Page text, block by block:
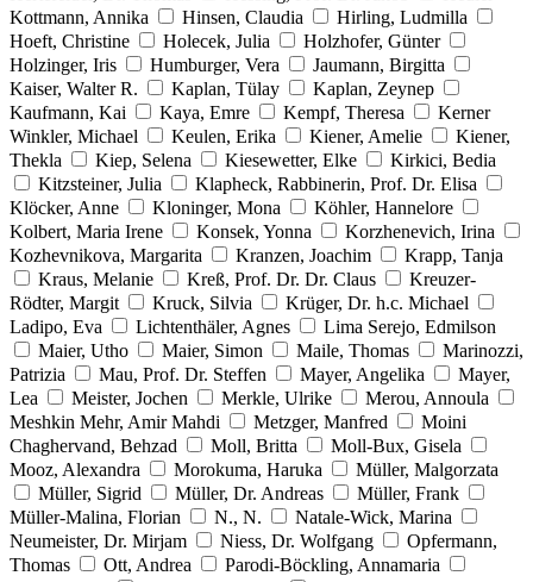
Kottmann, Annika
Hinsen, Claudia
Hirling, Ludmilla
Hoeft, Christine
Holecek, Julia
Holzhofer, Günter
Holzinger, Iris
Humburger, Vera
Jaumann, Birgitta
Kaiser, Walter R.
Kaplan, Tülay
Kaplan, Zeynep
Kaufmann, Kai
Kaya, Emre Kempf, Theresa
Kerner
Winkler, Michael
Keulen, Erika Kiener, Amelie
Kiener,
Thekla
Kiep, Selena Kiesewetter, Elke
Kirkici, Bedia
Kitzsteiner, Julia
Klapheck, Rabbinerin, Prof. Dr. Elisa
Klöcker, Anne
Kloninger, Mona
Köhler, Hannelore
Kolbert, Maria Irene
Konsek, Yonna
Korzhenevich, Irina
Kozhevnikova, Margarita
Kranzen, Joachim
Krapp, Tanja
Kraus, Melanie
Kreß, Prof. Dr. Dr. Claus
Kreuzer-
Rödter, Margit
Kruck, Silvia
Krüger, Dr. h.c. Michael
Ladipo, Eva
Lichtenthäler, Agnes
Lima Serejo, Edmilson
Maier, Utho
Maier, Simon Maile, Thomas
Marinozzi,
Patrizia
Mau, Prof. Dr. Steffen Mayer, Angelika
Mayer,
Lea
Meister, Jochen Merkle, Ulrike
Merou, Annoula
Meshkin Mehr, Amir Mahdi
Metzger, Manfred
Moini
Chaghervand, Behzad
Moll, Britta
Moll-Bux, Gisela
Mooz, Alexandra
Morokuma, Haruka
Müller, Malgorzata
Müller, Sigrid
Müller, Dr. Andreas
Müller, Frank
Müller-Malina, Florian
N., N.
Natale-Wick, Marina
Neumeister, Dr. Mirjam
Niess, Dr. Wolfgang
Opfermann,
Thomas
Ott, Andrea
Parodi-Böckling, Annamaria